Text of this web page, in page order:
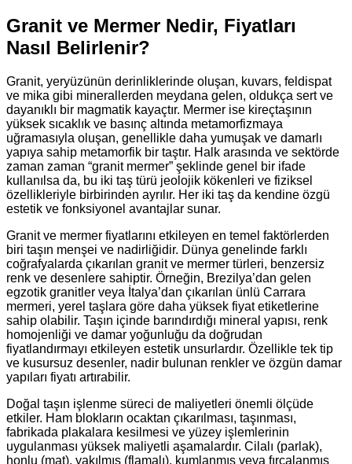
Granit ve Mermer Nedir, Fiyatları
Nasıl Belirlenir?
Granit, yeryüzünün derinliklerinde oluşan, kuvars, feldispat
ve mika gibi minerallerden meydana gelen, oldukça sert ve
dayanıklı bir magmatik kayaçtır. Mermer ise kireçtaşının
yüksek sıcaklık ve basınç altında metamorfizmaya
uğramasıyla oluşan, genellikle daha yumuşak ve damarlı
yapıya sahip metamorfik bir taştır. Halk arasında ve sektörde
zaman zaman “granit mermer” şeklinde genel bir ifade
kullanılsa da, bu iki taş türü jeolojik kökenleri ve fiziksel
özellikleriyle birbirinden ayrılır. Her iki taş da kendine özgü
estetik ve fonksiyonel avantajlar sunar.
Granit ve mermer fiyatlarını etkileyen en temel faktörlerden
biri taşın menşei ve nadirliğidir. Dünya genelinde farklı
coğrafyalarda çıkarılan granit ve mermer türleri, benzersiz
renk ve desenlere sahiptir. Örneğin, Brezilya’dan gelen
egzotik granitler veya İtalya’dan çıkarılan ünlü Carrara
mermeri, yerel taşlara göre daha yüksek fiyat etiketlerine
sahip olabilir. Taşın içinde barındırdığı mineral yapısı, renk
homojenliği ve damar yoğunluğu da doğrudan
fiyatlandırmayı etkileyen estetik unsurlardır. Özellikle tek tip
ve kusursuz desenler, nadir bulunan renkler ve özgün damar
yapıları fiyatı artırabilir.
Doğal taşın işlenme süreci de maliyetleri önemli ölçüde
etkiler. Ham blokların ocaktan çıkarılması, taşınması,
fabrikada plakalara kesilmesi ve yüzey işlemlerinin
uygulanması yüksek maliyetli aşamalardır. Cilalı (parlak),
honlu (mat), yakılmış (flamalı), kumlanmış veya fırçalanmış